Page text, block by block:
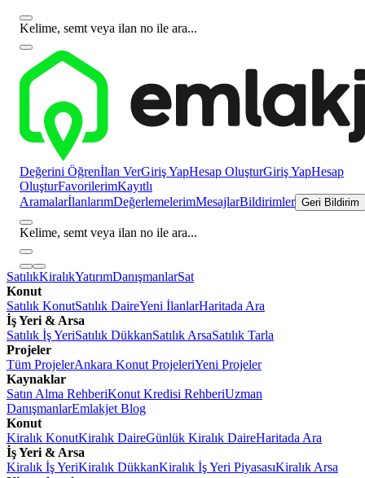
Kelime, semt veya ilan no ile ara...
Değerini Öğrenİlan VerGiriş YapHesap OluşturGiriş YapHesap
OluşturFavorilerimKayıtlı
AramalarİlanlarımDeğerlemelerimMesajlarBildirimler Geri Bildirim
Kelime, semt veya ilan no ile ara...
SatılıkKiralıkYatırımDanışmanlarSat
Konut
Satılık KonutSatılık DaireYeni İlanlarHaritada Ara
İş Yeri & Arsa
Satılık İş YeriSatılık DükkanSatılık ArsaSatılık Tarla
Projeler
Tüm ProjelerAnkara Konut ProjeleriYeni Projeler
Kaynaklar
Satın Alma RehberiKonut Kredisi RehberiUzman
DanışmanlarEmlakjet Blog
Konut
Kiralık KonutKiralık DaireGünlük Kiralık DaireHaritada Ara
İş Yeri & Arsa
Kiralık İş YeriKiralık DükkanKiralık İş Yeri PiyasasıKiralık Arsa